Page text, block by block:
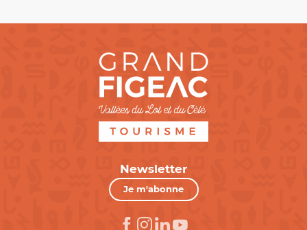
Newsletter
Je m'abonne